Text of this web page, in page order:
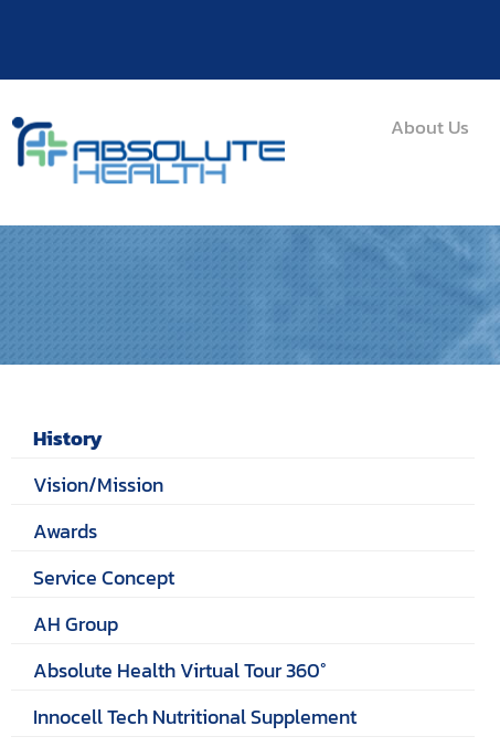
About Us
History
Vision/Mission
Awards
Service Concept
AH Group
Absolute Health Virtual Tour 360°
Innocell Tech Nutritional Supplement